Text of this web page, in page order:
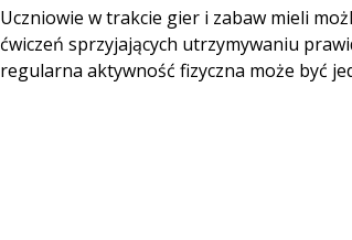
Uczniowie w trakcie gier i zabaw mieli
ćwiczeń sprzyjających utrzymywaniu
regularna aktywność fizyczna może być